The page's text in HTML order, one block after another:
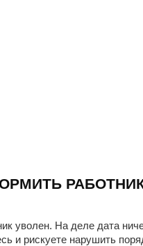
уволен. На деле дата
и рискуете нарушить